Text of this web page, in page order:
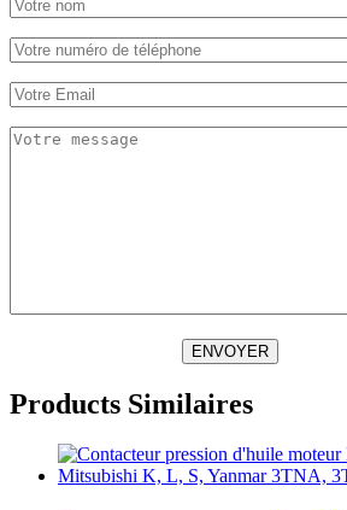
ENVOYER
Products Similaires